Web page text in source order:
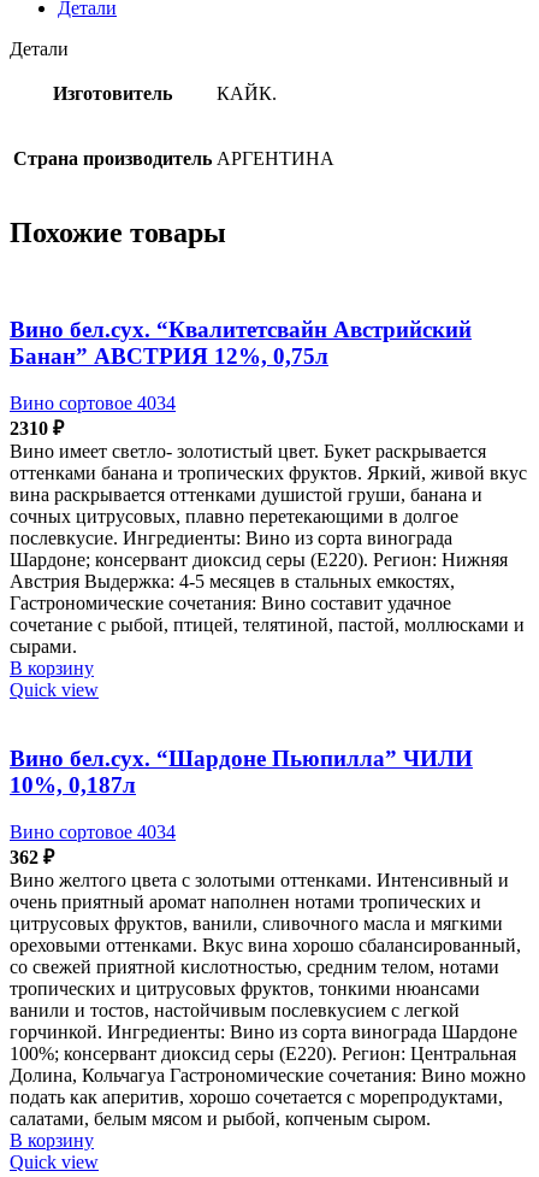
роз.сух.
Эстейт
0,75л
Детали
Детали
Изготовитель КАЙК.
Страна производитель АРГЕНТИНА
Похожие товары
Вино бел.сух. “Квалитетсвайн Австрийский
Банан” АВСТРИЯ 12%, 0,75л
Вино сортовое 4034
2310 ₽
Вино имеет светло- золотистый цвет. Букет раскрывается
оттенками банана и тропических фруктов. Яркий, живой вкус
вина раскрывается оттенками душистой груши, банана и
сочных цитрусовых, плавно перетекающими в долгое
послевкусие. Ингредиенты: Вино из сорта винограда
Шардоне; консервант диоксид серы (Е220). Регион: Нижняя
Австрия Выдержка: 4-5 месяцев в стальных емкостях,
Гастрономические сочетания: Вино составит удачное
сочетание с рыбой, птицей, телятиной, пастой, моллюсками и
сырами.
В корзину
Quick view
Вино бел.сух. “Шардоне Пьюпилла” ЧИЛИ
10%, 0,187л
Вино сортовое 4034
362 ₽
Вино желтого цвета с золотыми оттенками. Интенсивный и
очень приятный аромат наполнен нотами тропических и
цитрусовых фруктов, ванили, сливочного масла и мягкими
ореховыми оттенками. Вкус вина хорошо сбалансированный,
со свежей приятной кислотностью, средним телом, нотами
тропических и цитрусовых фруктов, тонкими нюансами
ванили и тостов, настойчивым послевкусием с легкой
горчинкой. Ингредиенты: Вино из сорта винограда Шардоне
100%; консервант диоксид серы (Е220). Регион: Центральная
Долина, Кольчагуа Гастрономические сочетания: Вино можно
подать как аперитив, хорошо сочетается с морепродуктами,
салатами, белым мясом и рыбой, копченым сыром.
В корзину
Quick view